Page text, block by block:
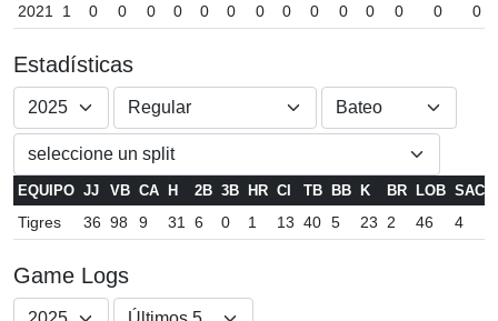
2021
1 0 0 0 0 0 0 0 0 0 0 0 0 0 0
Estadísticas
EQUIPO JJ VB CA H 2B 3B HR CI TB BB K BR LOB SAC
Tigres 36 98 9 31 6 0 1 13 40 5 23 2 46 4
Game Logs